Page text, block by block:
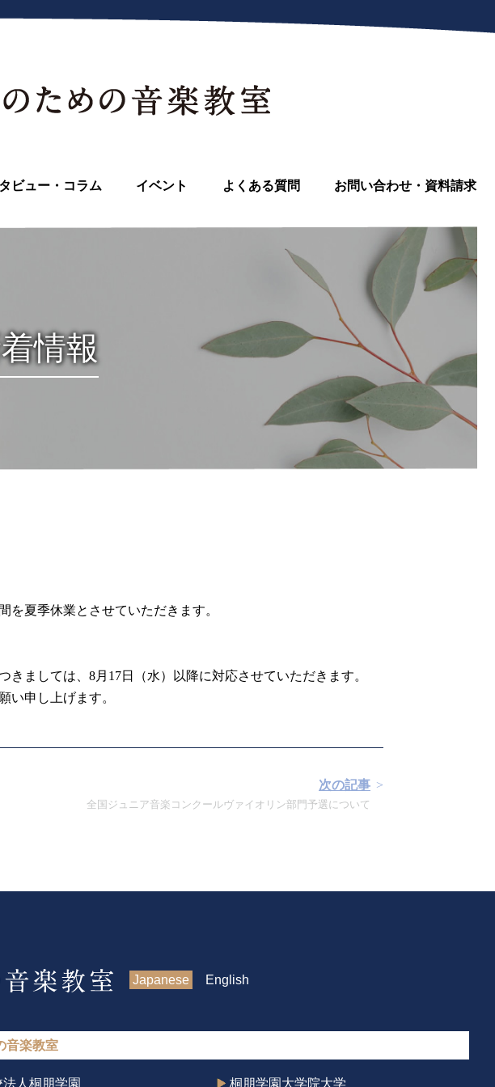
ビュー・コラム イベント よくある質問 お問い合わせ・資料請求
情報
を夏季休業とさせていただきます。
ましては、8月17日（水）以降に対応させていただきます。
い申し上げます。
次の記事
全国ジュニア音楽コンクールヴァイオリン部門予選について
Japanese English
音楽教室
法人桐朋学園 桐朋学園大学院大学